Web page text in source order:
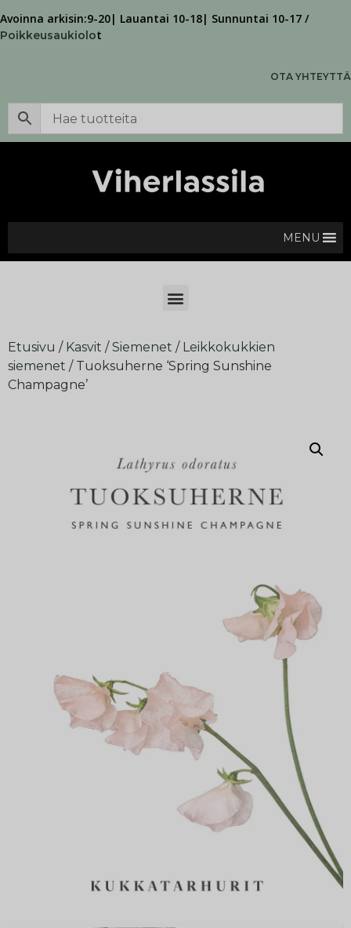
Avoinna arkisin:9-20| Lauantai 10-18| Sunnuntai 10-17 /
Poikkeusaukiolot
OTA YHTEYTTÄ
MENU
Etusivu / Kasvit /Siemenet / Leikkokukkien
siemenet / Tuoksuherne ‘Spring Sunshine
Champagne’